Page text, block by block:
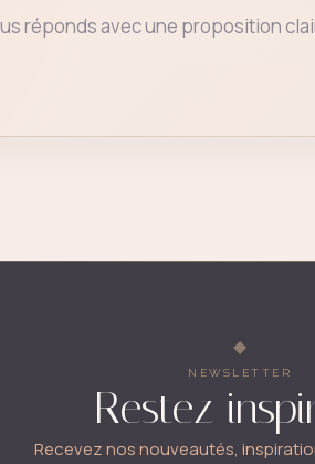
réponds avec une proposition
NEWSLETTER
Restez
Recevez nos nouveautés,